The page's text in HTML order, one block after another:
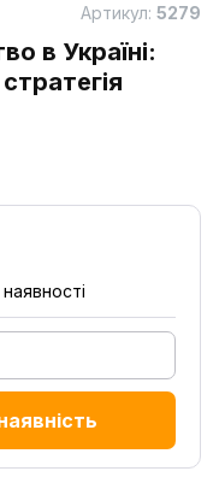
в Україні:
Артикул: 5279